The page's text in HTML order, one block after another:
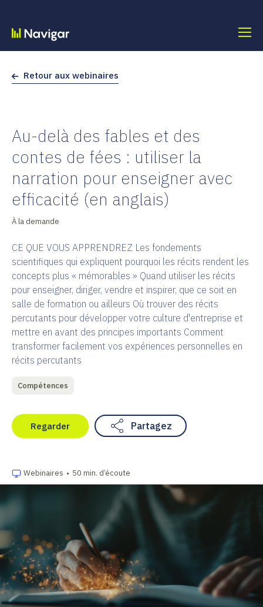
content
Retour aux webinaires
À la demande
Au-delà des fables et des
contes de fées : utiliser la
narration pour enseigner avec
efficacité (en anglais)
CE QUE VOUS APPRENDREZ Les fondements
scientifiques qui expliquent pourquoi les récits rendent les
concepts plus « mémorables » Quand utiliser les récits
pour enseigner, diriger, vendre et inspirer, que ce soit en
salle de formation ou ailleurs Où trouver des récits
percutants pour développer votre culture d'entreprise et
mettre en avant des principes importants Comment
transformer facilement vos expériences personnelles en
récits percutants
Regarder Partagez
Compétences
Webinaires • 50 min. d’écoute